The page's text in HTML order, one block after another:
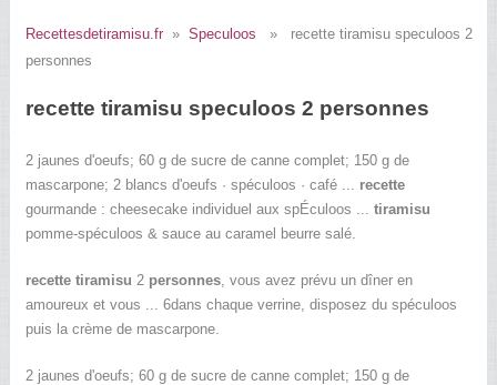
Recettesdetiramisu.fr» Speculoos » recette tiramisu speculoos 2
personnes
recette tiramisu speculoos 2 personnes
2 jaunes d'oeufs; 60 g de sucre de canne complet; 150 g de
mascarpone; 2 blancs d'oeufs · spéculoos · café ... recette
gourmande : cheesecake individuel aux spÉculoos ... tiramisu
pomme-spéculoos & sauce au caramel beurre salé.
recette tiramisu 2 personnes, vous avez prévu un dîner en
amoureux et vous ... 6dans chaque verrine, disposez du spéculoos
puis la crème de mascarpone.
2 jaunes d'oeufs; 60 g de sucre de canne complet; 150 g de